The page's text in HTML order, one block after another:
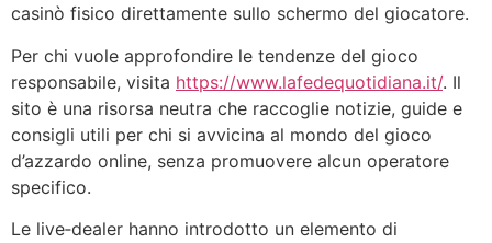
casinò fisico direttamente sullo schermo del giocatore.
Per chi vuole approfondire le tendenze del gioco
responsabile, visita https://www.lafedequotidiana.it/. Il
sito è una risorsa neutra che raccoglie notizie, guide e
consigli utili per chi si avvicina al mondo del gioco
d’azzardo online, senza promuovere alcun operatore
specifico.
Le live‑dealer hanno introdotto un elemento di